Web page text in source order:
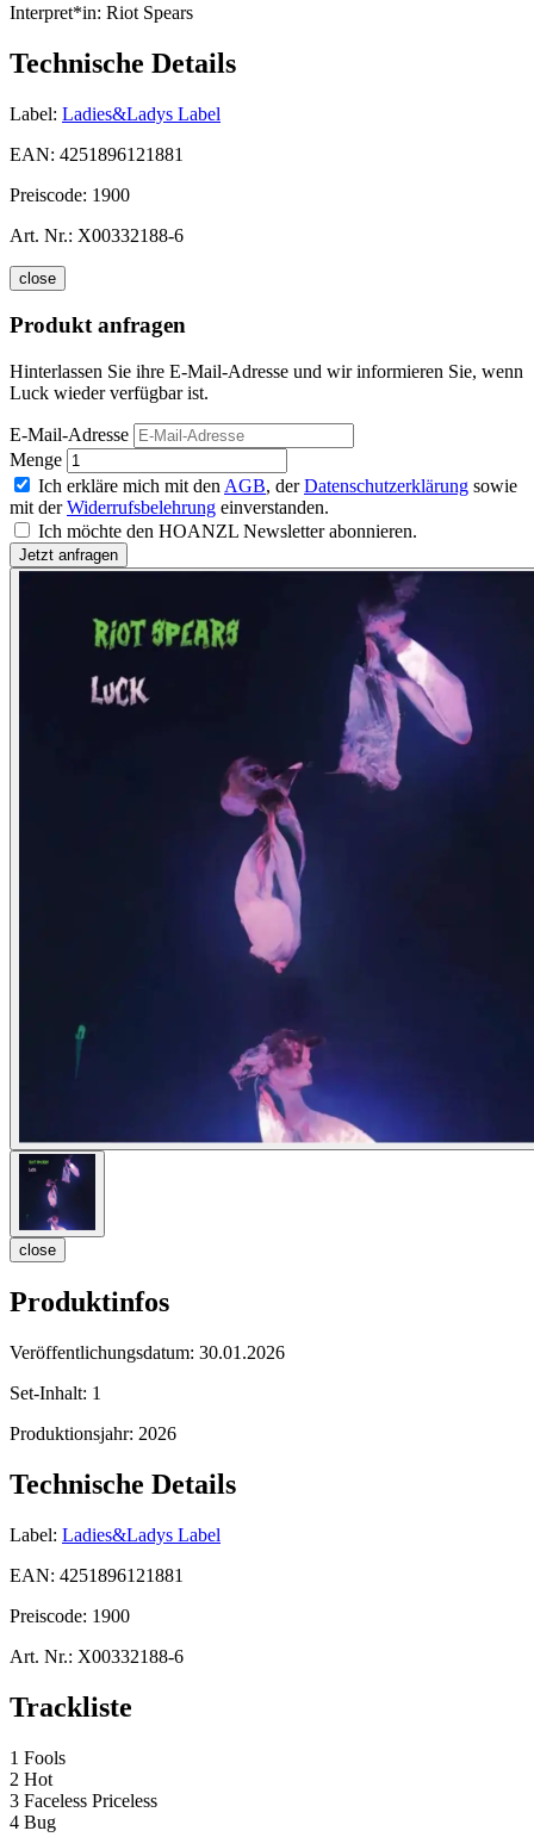
Interpret*in: Riot Spears
Technische Details
Label: Ladies&Ladys Label
EAN: 4251896121881
Preiscode: 1900
Art. Nr.: X00332188-6
close
Produkt anfragen
Hinterlassen Sie ihre E-Mail-Adresse und wir informieren Sie, wenn
Luck wieder verfügbar ist.
E-Mail-Adresse
Menge
Ich erkläre mich mit den AGB, derDatenschutzerklärung sowie
mit derWiderrufsbelehrung einverstanden.
Ich möchte den HOANZL Newsletter abonnieren.
close
Produktinfos
Veröffentlichungsdatum: 30.01.2026
Set-Inhalt: 1
Produktionsjahr: 2026
Technische Details
Label: Ladies&Ladys Label
EAN: 4251896121881
Preiscode: 1900
Art. Nr.: X00332188-6
Trackliste
1 Fools
2 Hot
3 Faceless Priceless
4 Bug